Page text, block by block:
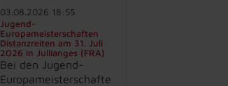
03.08.2026 18:55
Jugend-
Europameisterschaften
Distanzreiten am 31. Juli
2026 in Jullianges (FRA)
Bei den Jugend-
Europameisterschaften